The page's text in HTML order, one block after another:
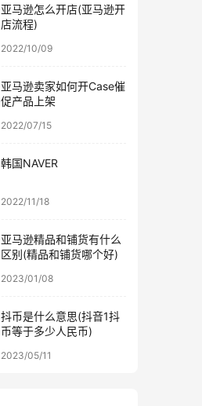
亚马逊怎么开店(亚马逊开
店流程)
2022/10/09
亚马逊卖家如何开Case催
促产品上架
2022/07/15
韩国NAVER
2022/11/18
亚马逊精品和铺货有什么
区别(精品和铺货哪个好)
2023/01/08
抖币是什么意思(抖音1抖
币等于多少人民币)
2023/05/11